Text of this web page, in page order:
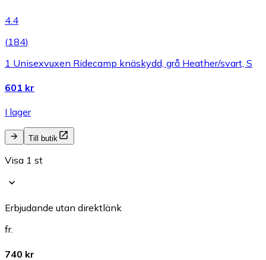
4.4
(184)
1 Unisexvuxen Ridecamp knäskydd, grå Heather/svart, S
601 kr
I lager
Till butik
Visa 1 st
Erbjudande utan direktlänk
fr.
740 kr